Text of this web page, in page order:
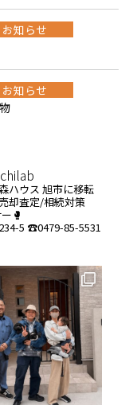
お知らせ
お知らせ
ハウス 旭市に移転
却査定/相続対策
🥊
5 ☎️0479-85-5531